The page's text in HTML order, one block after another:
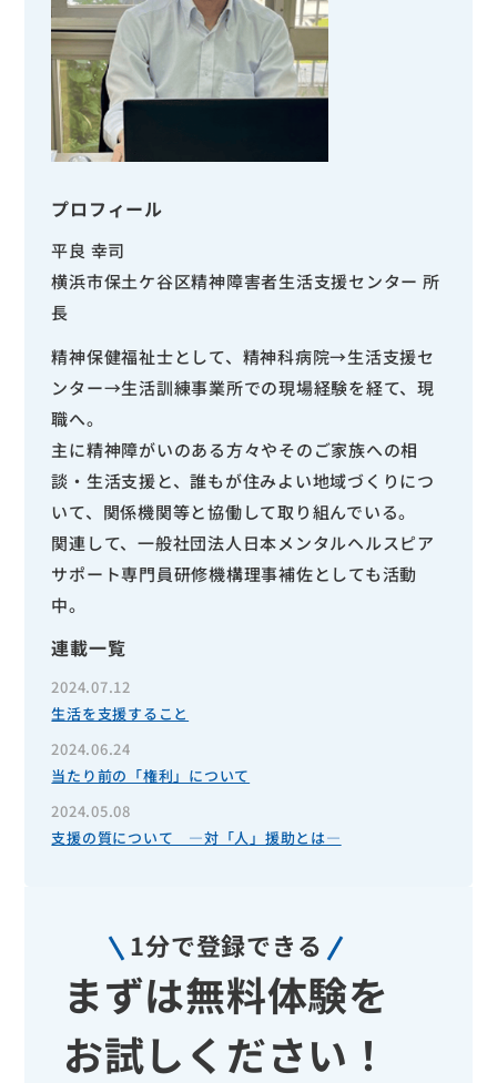
プロフィール
平良 幸司
横浜市保土ケ谷区精神障害者生活支援センター 所
長
精神保健福祉士として、精神科病院→生活支援セ
ンター→生活訓練事業所での現場経験を経て、現
職へ。
主に精神障がいのある方々やそのご家族への相
談・生活支援と、誰もが住みよい地域づくりにつ
いて、関係機関等と協働して取り組んでいる。
関連して、一般社団法人日本メンタルヘルスピア
サポート専門員研修機構理事補佐としても活動
中。
連載一覧
2024.07.12
生活を支援すること
2024.06.24
当たり前の「権利」について
2024.05.08
支援の質について ―対「人」援助とは―
1分で登録できる
まずは無料体験を
お試しください！